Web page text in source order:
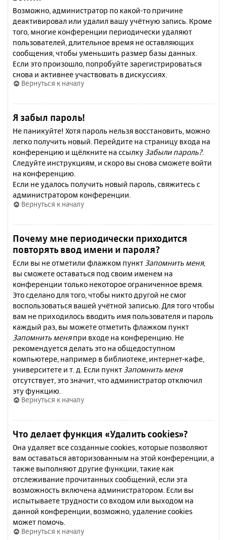
Возможно, администратор по какой-то причине
деактивировал или удалил вашу учётную запись. Кроме
того, многие конференции периодически удаляют
пользователей, длительное время не оставляющих
сообщения, чтобы уменьшить размер базы данных.
Если это произошло, попробуйте зарегистрироваться
снова и активнее участвовать в дискуссиях.
Вернуться к началу
Я забыл пароль!
Не паникуйте! Хотя пароль нельзя восстановить, можно
легко получить новый. Перейдите на страницу входа на
конференцию и щёлкните на ссылку Забыли пароль?.
Следуйте инструкциям, и скоро вы снова сможете войти
на конференцию.
Если не удалось получить новый пароль, свяжитесь с
администратором конференции.
Вернуться к началу
Почему мне периодически приходится
повторять ввод имени и пароля?
Если вы не отметили флажком пункт Запомнить меня,
вы сможете оставаться под своим именем на
конференции только некоторое ограниченное время.
Это сделано для того, чтобы никто другой не смог
воспользоваться вашей учётной записью. Для того чтобы
вам не приходилось вводить имя пользователя и пароль
каждый раз, вы можете отметить флажком пункт
Запомнить меняпри входе на конференцию. Не
рекомендуется делать это на общедоступном
компьютере, например в библиотеке, интернет-кафе,
университете и т. д. Если пункт Запомнить меня
отсутствует, это значит, что администратор отключил
эту функцию.
Вернуться к началу
Что делает функция «Удалить cookies»?
Она удаляет все созданные cookies, которые позволяют
вам оставаться авторизованным на этой конференции, а
также выполняют другие функции, такие как
отслеживание прочитанных сообщений, если эта
возможность включена администратором. Если вы
испытываете трудности со входом или выходом на
данной конференции, возможно, удаление cookies
может помочь.
Вернуться к началу